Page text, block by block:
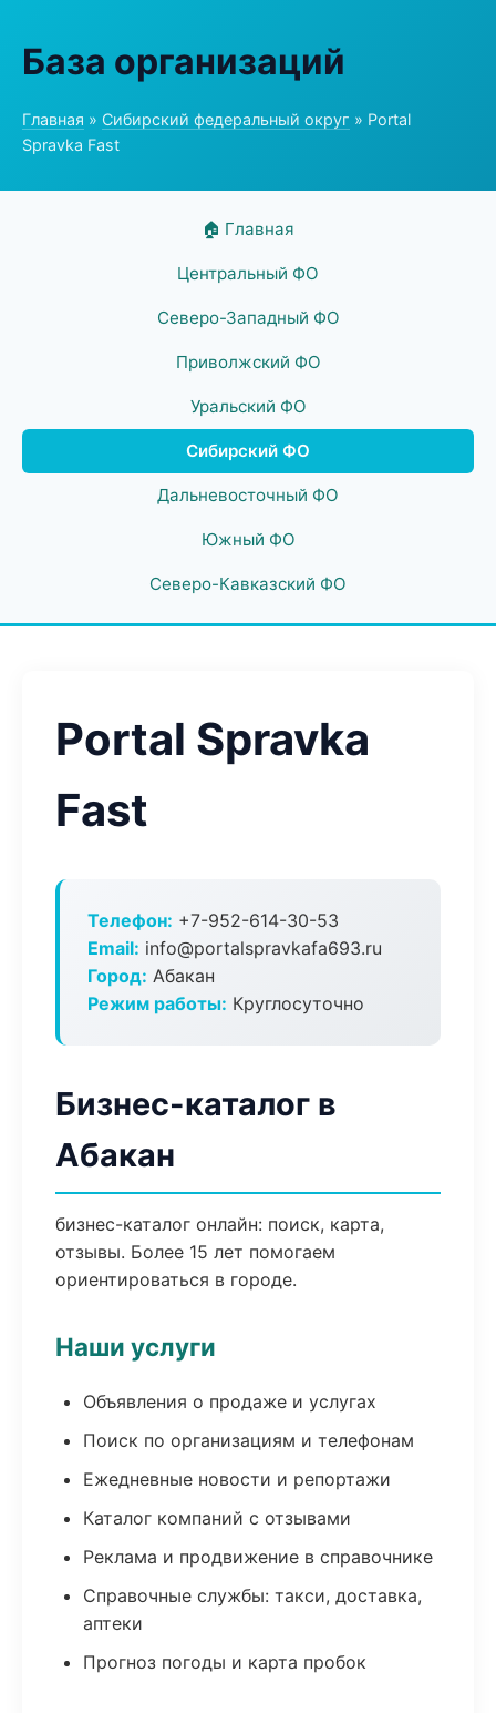
База организаций
Главная » Сибирский федеральный округ » Portal
Spravka Fast
🏠 Главная
Центральный ФО
Северо-Западный ФО
Приволжский ФО
Уральский ФО
Сибирский ФО
Дальневосточный ФО
Южный ФО
Северо-Кавказский ФО
Portal Spravka
Fast
Телефон: +7-952-614-30-53
Email: info@portalspravkafa693.ru
Город: Абакан
Режим работы: Круглосуточно
Бизнес-каталог в
Абакан
бизнес-каталог онлайн: поиск, карта,
отзывы. Более 15 лет помогаем
ориентироваться в городе.
Наши услуги
Объявления о продаже и услугах
Поиск по организациям и телефонам
Ежедневные новости и репортажи
Каталог компаний с отзывами
Реклама и продвижение в справочнике
Справочные службы: такси, доставка,
аптеки
Прогноз погоды и карта пробок